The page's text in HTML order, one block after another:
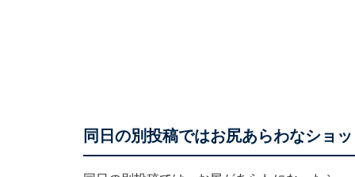
同日の別投稿ではお尻あらわなショ